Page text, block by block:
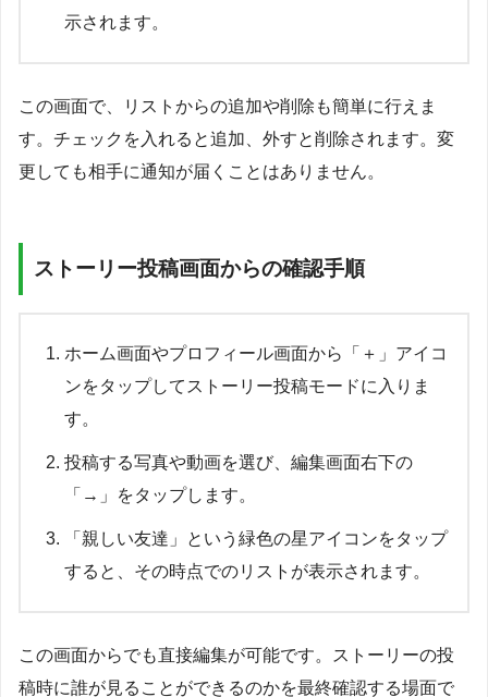
示されます。
この画面で、リストからの追加や削除も簡単に行えま
す。チェックを入れると追加、外すと削除されます。変
更しても相手に通知が届くことはありません。
ストーリー投稿画面からの確認手順
ホーム画面やプロフィール画面から「＋」アイコ
ンをタップしてストーリー投稿モードに入りま
す。
投稿する写真や動画を選び、編集画面右下の
「→」をタップします。
「親しい友達」という緑色の星アイコンをタップ
すると、その時点でのリストが表示されます。
この画面からでも直接編集が可能です。ストーリーの投
稿時に誰が見ることができるのかを最終確認する場面で